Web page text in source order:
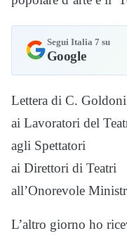
Segui Italia 7 su
Google
Lettera di C. Goldoni
ai Lavoratori del
agli Spettatori
ai Direttori di Teatri
all’Onorevole
L’altro giorno ho